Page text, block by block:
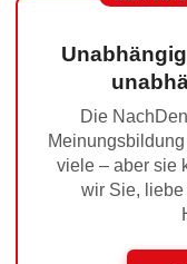
Die
viele – aber sie
wir Sie, liebe